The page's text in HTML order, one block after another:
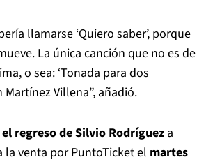
llamarse ‘Quiero saber’, porque
La única canción que no es de
o sea: ‘Tonada para dos
Martínez Villena”, añadió.
regreso de Silvio Rodríguez a
la venta por PuntoTicket el martes